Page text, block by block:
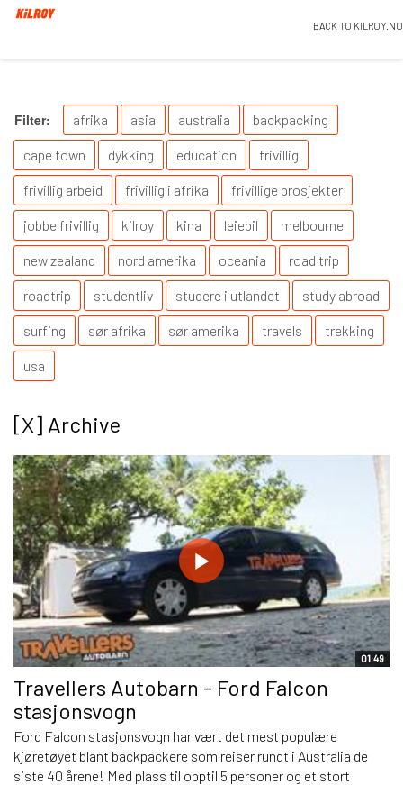
BACK TO KILROY.NO
Filter: afrika asia australia backpacking
cape town dykking education frivillig
frivillig arbeid frivillig i afrika frivillige prosjekter
jobbe frivillig kilroy kina leiebil melbourne
new zealand nord amerika oceania road trip
roadtrip studentliv studere i utlandet study abroad
surfing sør afrika sør amerika travels trekking
usa
[X] Archive
01:49
Travellers Autobarn - Ford Falcon
stasjonsvogn
Ford Falcon stasjonsvogn har vært det mest populære
kjøretøyet blant backpackere som reiser rundt i Australia de
siste 40 årene! Med plass til opptil 5 personer og et stort